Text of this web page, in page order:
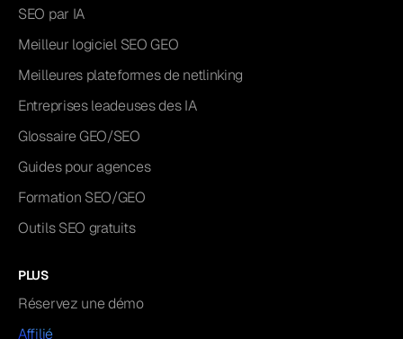
SEO par IA
Meilleur logiciel SEO GEO
Meilleures plateformes de netlinking
Entreprises leadeuses des IA
Glossaire GEO/SEO
Guides pour agences
Formation SEO/GEO
Outils SEO gratuits
PLUS
Réservez une démo
Affilié